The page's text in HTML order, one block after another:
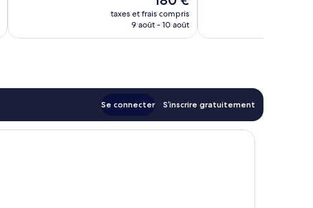
nouveau
prix
taxes et frais compris
9 août - 10 août
Se connecter S’inscrire gratuitement